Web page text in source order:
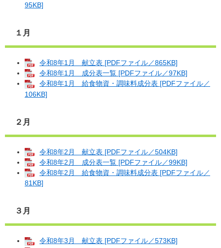
95KB]
１月
令和8年1月 献立表 [PDFファイル／865KB]
令和8年1月 成分表一覧 [PDFファイル／97KB]
令和8年1月 給食物資・調味料成分表 [PDFファイル／
106KB]
２月
令和8年2月 献立表 [PDFファイル／504KB]
令和8年2月 成分表一覧 [PDFファイル／99KB]
令和8年2月 給食物資・調味料成分表 [PDFファイル／
81KB]
３月
令和8年3月 献立表 [PDFファイル／573KB]